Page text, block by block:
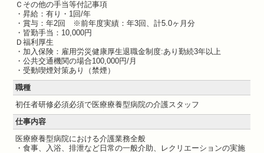
Ｃその他の手当等付記事項
・昇給：有り・1回/年
・賞与：年2回 ※前年度実績：年3回、計5.0ヶ月分
・皆勤手当：10,000円
Ｄ福利厚生
・加入保険：雇用労災健康厚生退職金制度:あり勤続3年以上
・公共交通機関の場合100,000円/月
・受動喫煙対策あり（禁煙）
職種
初任者研修必須必須で医療療養型病院の介護スタッフ
仕事内容
医療療養型病院における介護業務全般
・食事、入浴、排泄など日常の一般介助、レクリエーションの実施